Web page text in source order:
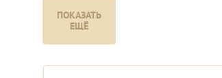
ПОКАЗАТЬ
ЕЩЁ